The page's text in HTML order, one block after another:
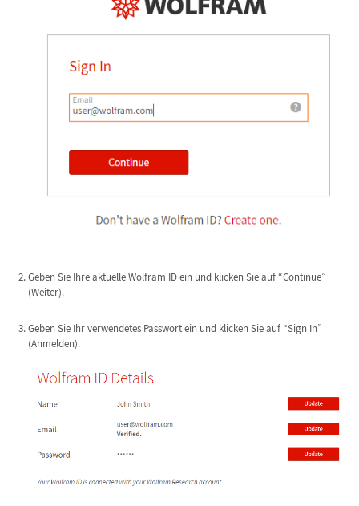
Geben Sie Ihre aktuelle Wolfram ID ein und klicken Sie auf “Continue”
(Weiter).
Geben Sie Ihr verwendetes Passwort ein und klicken Sie auf “Sign In”
(Anmelden).